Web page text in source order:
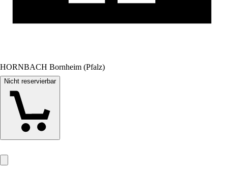
HORNBACH Bornheim (Pfalz)
Nicht reservierbar